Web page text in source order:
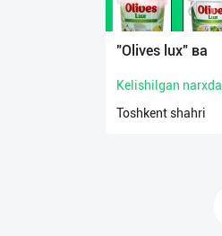
"Olives lux" ва
Kelishilgan narxda
Toshkent shahri